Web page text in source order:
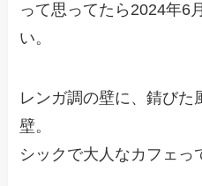
って思ってたら2024年6
い。
レンガ調の壁に、錆びた
壁。
シックで大人なカフェっ